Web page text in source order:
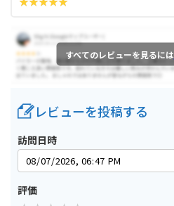
すべてのレビューを見るには
レビューを投稿する
訪問日時
評価